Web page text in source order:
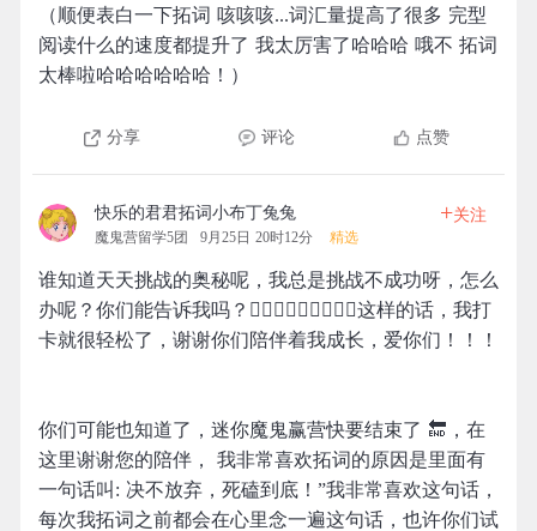
（顺便表白一下拓词 咳咳咳...词汇量提高了很多 完型
阅读什么的速度都提升了 我太厉害了哈哈哈 哦不 拓词
太棒啦哈哈哈哈哈哈！）
分享 评论 点赞
快乐的君君拓词小布丁兔兔
魔鬼营留学5团 9月25日 20时12分 精选
+关注
谁知道天天挑战的奥秘呢，我总是挑战不成功呀，怎么
办呢？你们能告诉我吗？🤷🏼‍♀️🤷🏼‍♀️🤷🏼‍♀️这样的话，我打
卡就很轻松了，谢谢你们陪伴着我成长，爱你们！！！
你们可能也知道了，迷你魔鬼赢营快要结束了 🔚，在
这里谢谢您的陪伴， 我非常喜欢拓词的原因是里面有
一句话叫: 决不放弃，死磕到底！”我非常喜欢这句话，
每次我拓词之前都会在心里念一遍这句话，也许你们试